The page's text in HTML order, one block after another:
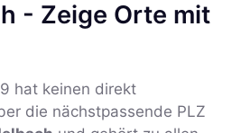
- Zeige Orte mit
hat keinen direkt
die nächstpassende PLZ